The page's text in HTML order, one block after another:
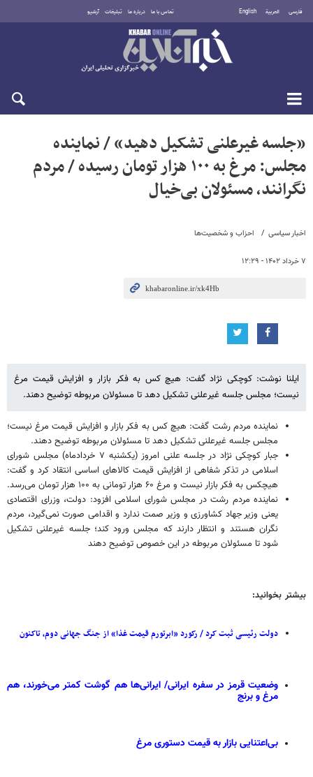
فارسی العربية English تماس با ما درباره ما تبلیغات آرشیو
جمعه ۱۶ مرداد ۱۴۰۵
اخبار سیاسی احزاب و شخصیت‌ها
۷ خرداد ۱۴۰۲ - ۱۲:۲۹
«جلسه غیرعلنی تشکیل دهید» / نماینده
مجلس: مرغ به ۱۰۰ هزار تومان رسیده / مردم
نگرانند، مسئولان بی‌خیال
ایلنا نوشت: کوچکی نژاد گفت: هیچ کس به فکر بازار و افزایش قیمت مرغ
نیست؛ مجلس جلسه غیرعلنی تشکیل دهد تا مسئولان مربوطه توضیح دهند.
نماینده مردم رشت گفت: هیچ کس به فکر بازار و افزایش قیمت مرغ نیست؛
مجلس جلسه غیرعلنی تشکیل دهد تا مسئولان مربوطه توضیح دهند.
جبار کوچکی نژاد در جلسه علنی امروز (یکشنبه ۷ خردادماه) مجلس شورای
اسلامی در تذکر شفاهی از افزایش قیمت کالاهای اساسی انتقاد کرد و گفت:
هیچکس به فکر بازار نیست و مرغ ۶۰ هزار تومانی به ۱۰۰ هزار تومان می‌رسد.
نماینده مردم رشت در مجلس شورای اسلامی افزود: دولت، وزرای اقتصادی
یعنی وزیر جهاد کشاورزی و وزیر صمت ندارد و اقدامی صورت نمی‌گیرد، مردم
نگران هستند و انتظار دارند که مجلس ورود کند؛ جلسه غیرعلنی تشکیل
شود تا مسئولان مربوطه در این خصوص توضیح دهند
بیشتر بخوانید:
دولت رئیسی ثبت کرد / رکورد «ابرتورم قیمت غذا» از جنگ جهانی دوم، تاکنون
وضعیت قرمز در سفره ایرانی/ ایرانی‌ها هم گوشت کمتر می‌خورند، هم
مرغ و برنج
بی‌اعتنایی بازار به قیمت دستوری مرغ